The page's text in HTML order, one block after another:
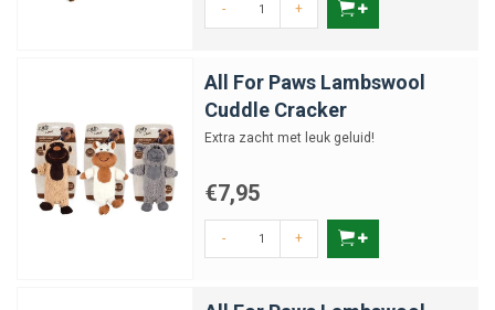
- +
All For Paws Lambswool
Cuddle Cracker
Extra zacht met leuk geluid!
€7,95
- +